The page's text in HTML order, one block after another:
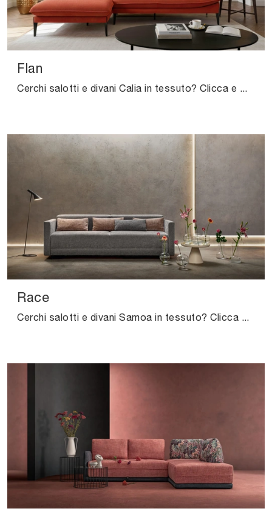
Flan
Cerchi salotti e divani Calia in tessuto? Clicca e ottieni informazioni sul modello Flan per spazi design.
Race
Cerchi salotti e divani Samoa in tessuto? Clicca e scopri di più sul modello Race per spazi design.